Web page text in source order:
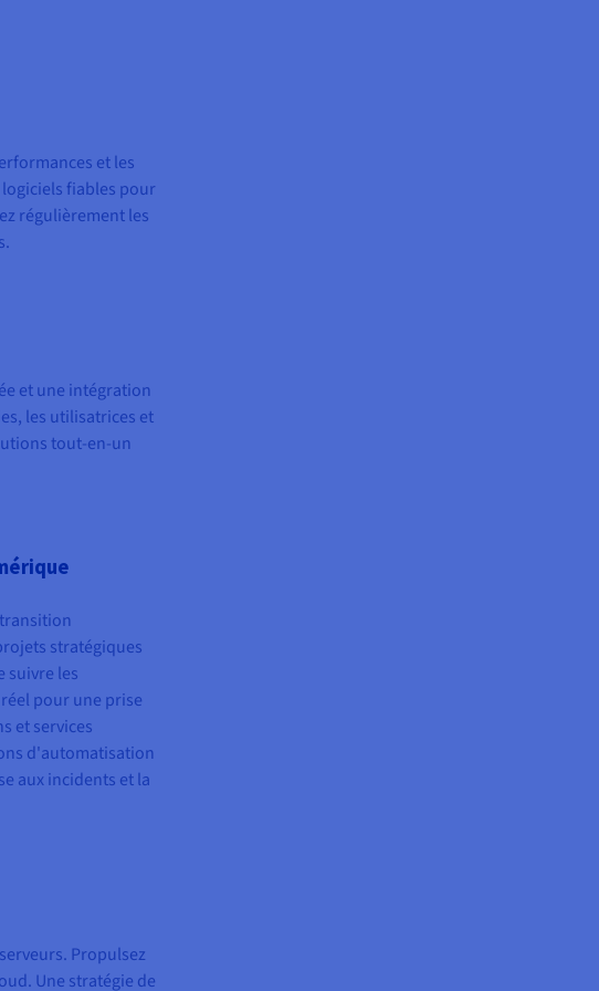
et les
fiables pour
régulièrement les
et une intégration
les utilisatrices et
tout-en-un
stratégiques
suivre les
pour une prise
et services
d'automatisation
aux incidents et la
Propulsez
Une stratégie de